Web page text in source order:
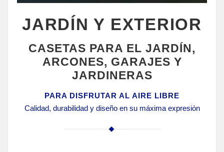
JARDÍN Y EXTERIOR
CASETAS PARA EL JARDÍN,
ARCONES, GARAJES Y
JARDINERAS
PARA DISFRUTAR AL AIRE LIBRE
Calidad, durabilidad y diseño en su máxima expresión